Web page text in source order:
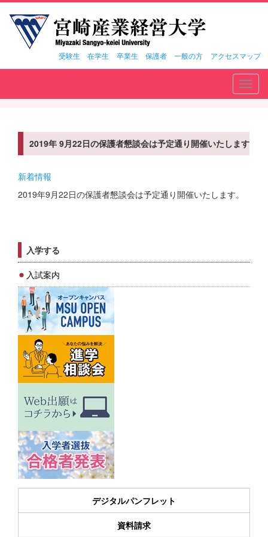
受験生 在学生 卒業生 保護者 一般の方 アクセスマップ
入学する
入試案内
デジタルパンフレット
資料請求
2019年 9月22日の保護者懇談会は予定通り開催いたします
新着情報
2019年9月22日の保護者懇談会は予定通り開催いたします。